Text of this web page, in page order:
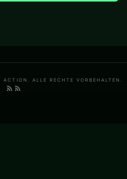
ALLE RECHTE VORBEHALTEN.